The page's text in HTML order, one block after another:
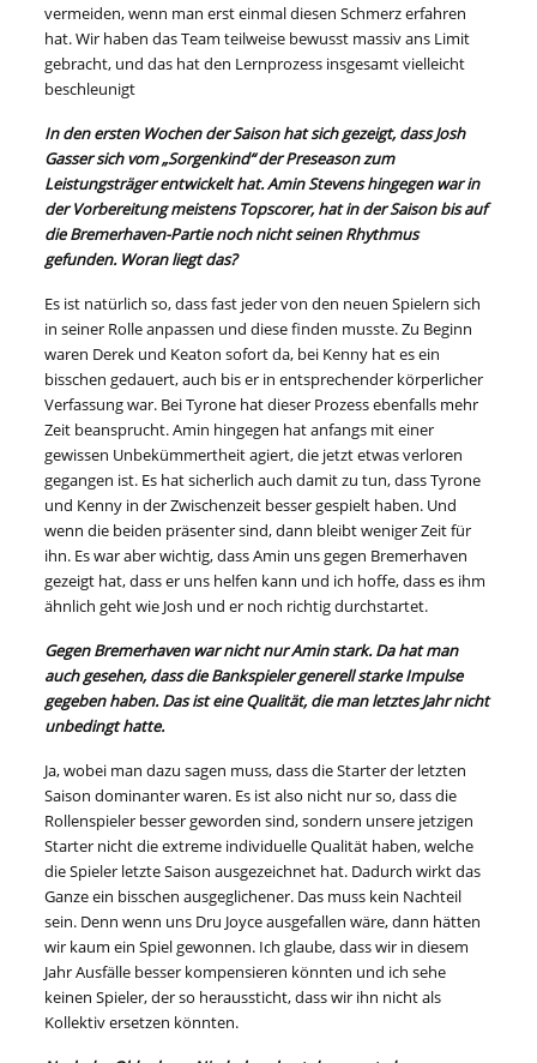
vermeiden, wenn man erst einmal diesen Schmerz erfahren
hat. Wir haben das Team teilweise bewusst massiv ans Limit
gebracht, und das hat den Lernprozess insgesamt vielleicht
beschleunigt
In den ersten Wochen der Saison hat sich gezeigt, dass Josh
Gasser sich vom „Sorgenkind“ der Preseason zum
Leistungsträger entwickelt hat. Amin Stevens hingegen war in
der Vorbereitung meistens Topscorer, hat in der Saison bis auf
die Bremerhaven-Partie noch nicht seinen Rhythmus
gefunden. Woran liegt das?
Es ist natürlich so, dass fast jeder von den neuen Spielern sich
in seiner Rolle anpassen und diese finden musste. Zu Beginn
waren Derek und Keaton sofort da, bei Kenny hat es ein
bisschen gedauert, auch bis er in entsprechender körperlicher
Verfassung war. Bei Tyrone hat dieser Prozess ebenfalls mehr
Zeit beansprucht. Amin hingegen hat anfangs mit einer
gewissen Unbekümmertheit agiert, die jetzt etwas verloren
gegangen ist. Es hat sicherlich auch damit zu tun, dass Tyrone
und Kenny in der Zwischenzeit besser gespielt haben. Und
wenn die beiden präsenter sind, dann bleibt weniger Zeit für
ihn. Es war aber wichtig, dass Amin uns gegen Bremerhaven
gezeigt hat, dass er uns helfen kann und ich hoffe, dass es ihm
ähnlich geht wie Josh und er noch richtig durchstartet.
Gegen Bremerhaven war nicht nur Amin stark. Da hat man
auch gesehen, dass die Bankspieler generell starke Impulse
gegeben haben. Das ist eine Qualität, die man letztes Jahr nicht
unbedingt hatte.
Ja, wobei man dazu sagen muss, dass die Starter der letzten
Saison dominanter waren. Es ist also nicht nur so, dass die
Rollenspieler besser geworden sind, sondern unsere jetzigen
Starter nicht die extreme individuelle Qualität haben, welche
die Spieler letzte Saison ausgezeichnet hat. Dadurch wirkt das
Ganze ein bisschen ausgeglichener. Das muss kein Nachteil
sein. Denn wenn uns Dru Joyce ausgefallen wäre, dann hätten
wir kaum ein Spiel gewonnen. Ich glaube, dass wir in diesem
Jahr Ausfälle besser kompensieren könnten und ich sehe
keinen Spieler, der so heraussticht, dass wir ihn nicht als
Kollektiv ersetzen könnten.